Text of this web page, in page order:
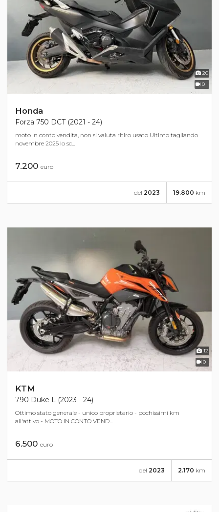
20
0
Honda
Forza 750 DCT (2021 - 24)
moto in conto vendita, non si valuta ritiro usato Ultimo tagliando
novembre 2025 lo sc...
7.200 euro
19.800 km
del 2023
12
0
KTM
790 Duke L (2023 - 24)
Ottimo stato generale - unico proprietario - pochissimi km
all'attivo - MOTO IN CONTO VEND...
6.500 euro
2.170 km
del 2023